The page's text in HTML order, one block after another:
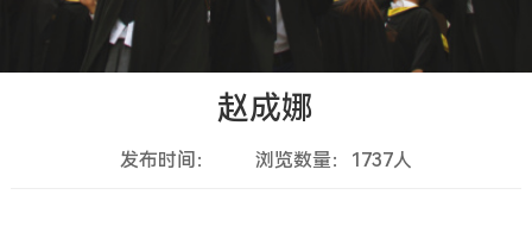
赵成娜
发布时间： 浏览数量：1737人